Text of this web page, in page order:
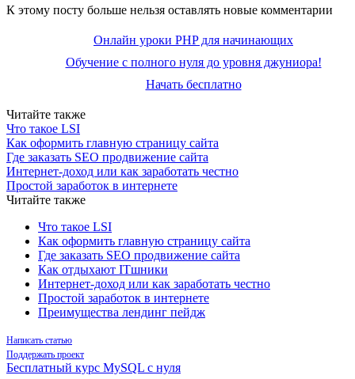
К этому посту больше нельзя оставлять новые комментарии
Онлайн уроки PHP для начинающих
Обучение с полного нуля до уровня джуниора!
Начать бесплатно
Читайте также
Что такое LSI
Как оформить главную страницу сайта
Где заказать SEO продвижение сайта
Интернет-доход или как заработать честно
Простой заработок в интернете
Читайте также
Что такое LSI
Как оформить главную страницу сайта
Где заказать SEO продвижение сайта
Как отдыхают ITшники
Интернет-доход или как заработать честно
Простой заработок в интернете
Преимущества лендинг пейдж
Написать статью
Поддержать проект
Бесплатный курс MySQL с нуля